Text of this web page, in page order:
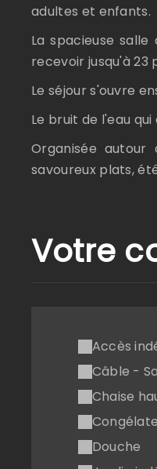
adultes et enfants.
La spacieuse
recevoir jusqu'à 23
Le séjour s'ouvre
Le bruit de l'eau
Organisée
savoureux plats,
Votre
Accès
Câble -
Chaise
Douche